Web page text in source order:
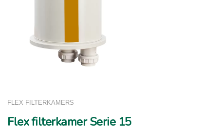
FLEX FILTERKAMERS
Flex filterkamer Serie 15